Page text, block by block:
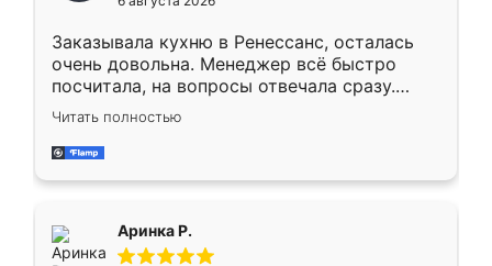
мебели буду заказывать только здесь.
Заказывала кухню в Ренессанс, осталась
очень довольна. Менеджер всё быстро
посчитала, на вопросы отвечала сразу.
Замерщик приехал в субботу, подошёл к
делу со всей ответственностью. Собрали
за день, ребята работали аккуратно, даже
Читать полностью
Аринка Р.